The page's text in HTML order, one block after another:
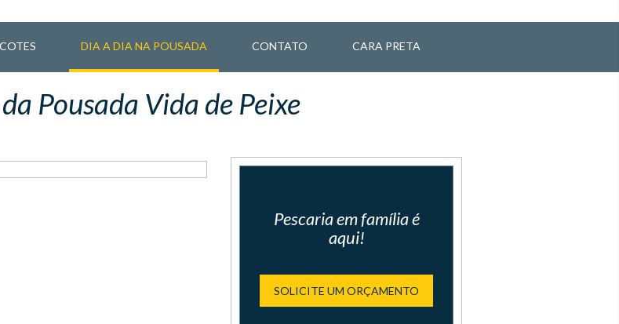
DIA A DIA NA POUSADA CONTATO CARA PRETA
Pousada Vida de Peixe
Pescaria em família é
aqui!
SOLICITE UM ORÇAMENTO